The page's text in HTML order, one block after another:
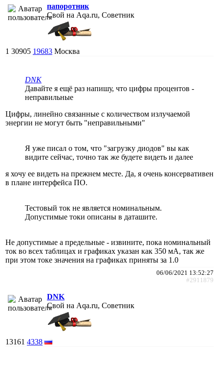
папоротник
Свой на Aqa.ru, Советник
1 30905 19683 Москва
DNK
Давайте я ещё раз напишу, что цифры процентов -
неправильные
Цифры, линейно связанные с количеством излучаемой
энергии не могут быть "неправильными"
Я уже писал о том, что "загрузку диодов" вы как
видите сейчас, точно так же будете видеть и далее
я хочу ее видеть на прежнем месте. Да, я очень консервативен
в плане интерфейса ПО.
Тестовый ток не является номинальным.
Допустимые токи описаны в даташите.
Не допустимые а предельные - извините, пока номинальный
ток во всех таблицах и графиках указан как 350 мА, так же
при этом токе значения на графиках приняты за 1.0
06/06/2021 13:52:27
#2911879
DNK
Свой на Aqa.ru, Советник
13161 4338